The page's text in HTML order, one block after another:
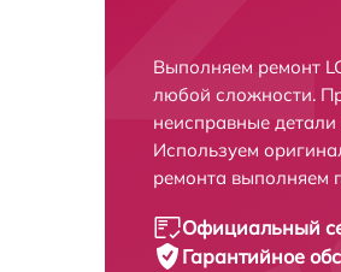
Выполняем ремонт
любой сложности.
неисправные детали
Используем
ремонта выполняем
Официальный
Гарантийное